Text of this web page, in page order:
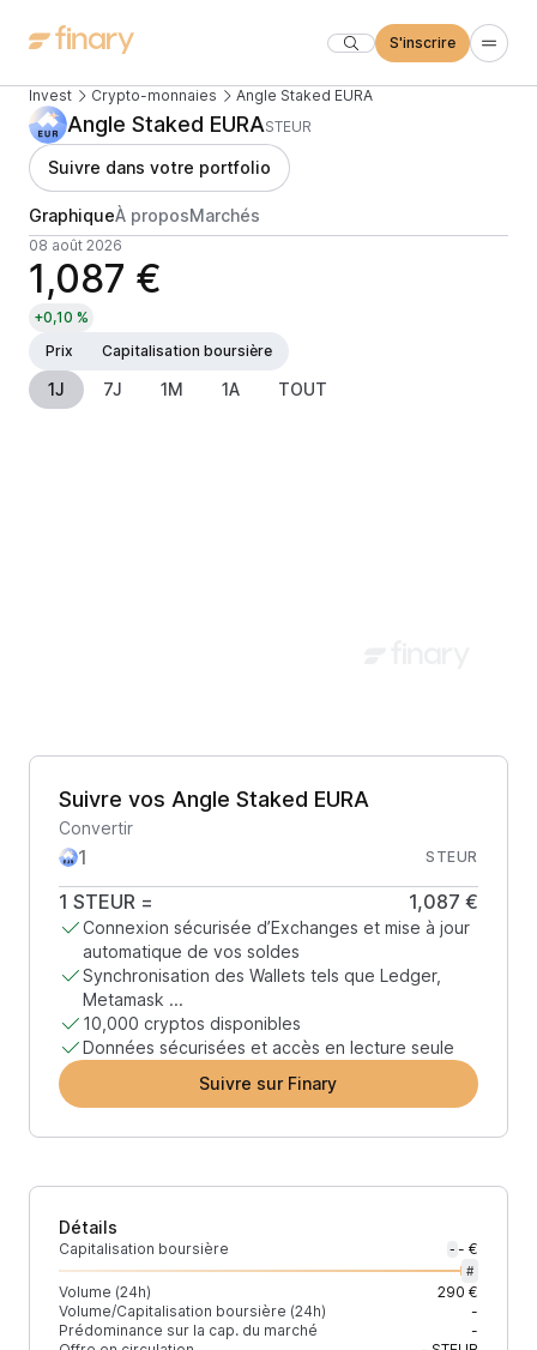
S'inscrire
Invest Crypto-monnaies Angle Staked EURA
Angle Staked EURASTEUR
Suivre dans votre portfolio
GraphiqueÀ proposMarchés
08 août 2026
1,087 €
+0,10 %
Prix
Capitalisation boursière
1J 7J 1M 1A TOUT
Suivre vos Angle Staked EURA
Convertir
STEUR
1 STEUR = 1,087 €
Connexion sécurisée d’Exchanges et mise à jour
automatique de vos soldes
Synchronisation des Wallets tels que Ledger,
Metamask ...
10,000 cryptos disponibles
Données sécurisées et accès en lecture seule
Suivre sur Finary
Détails
Capitalisation boursière - - €
#
Volume (24h)
290 €
Volume/Capitalisation boursière (24h)
-
Prédominance sur la cap. du marché
-